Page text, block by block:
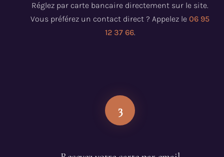
Réglez par carte bancaire directement sur le site.
Vous préférez un contact direct ? Appelez le 06 95
12 37 66.
3